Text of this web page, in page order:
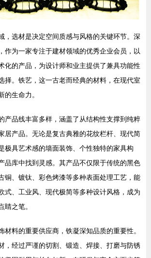
，选材是决定空间质感与风格的关键环节。深
作为一家专注于建材领域的优秀企业会员，以
化的产品，为设计师和业主提供了兼具功能性
择。铁艺，这一古老而经典的材料，在现代室
的生命力。
产品线丰富多样，涵盖了从结构性支撑到纯粹
居产品。无论是复古典雅的花纹栏杆、现代简
极具艺术感的墙面装饰、个性独特的家具构
品库中找到灵感。其产品不仅限于传统的黑色
铜、镀钛、彩色烤漆等多种表面处理工艺，能
式、工业风、现代极简等多种设计风格，成为
睛之笔。
材料的重要供应商，铁凝深知品质的重要性。
，经过严谨的切割、锻造、焊接、打磨与防锈